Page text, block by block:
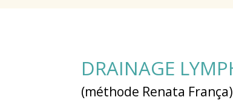
DRAINAGE
(méthode Renata França)